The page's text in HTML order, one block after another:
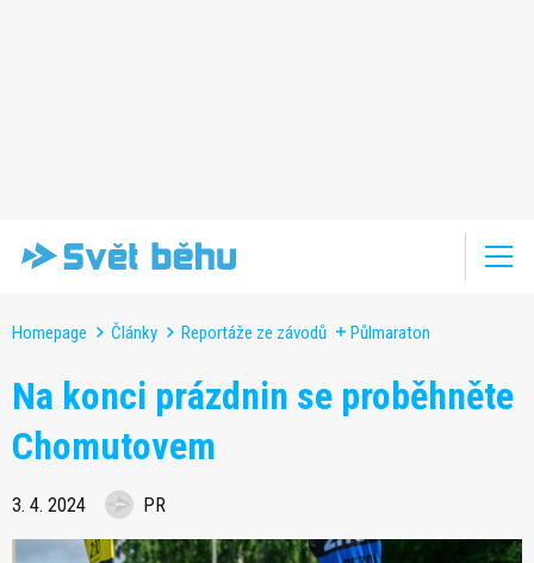
Homepage Články Reportáže ze závodů Půlmaraton
Na konci prázdnin se proběhněte
Chomutovem
3. 4. 2024 PR